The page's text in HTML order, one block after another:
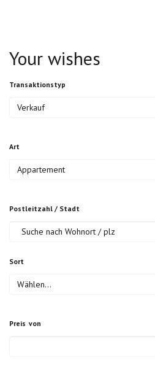
Your wishes
Transaktionstyp
Verkauf
Art
Appartement
Postleitzahl / Stadt
Sort
Wählen...
Preis von